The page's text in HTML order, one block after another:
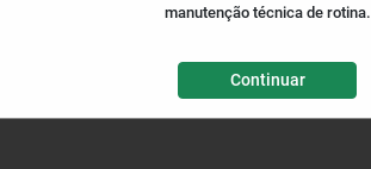
manutenção técnica de rotina.
Continuar